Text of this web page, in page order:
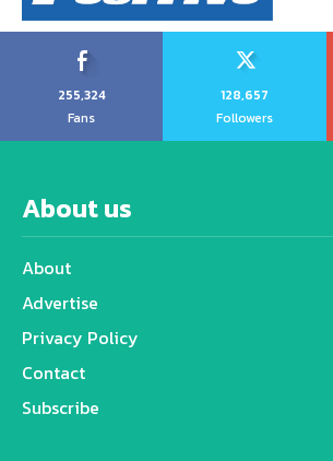
255,324
Fans
128,657
Followers
About us
About
Advertise
Privacy Policy
Contact
Subscribe